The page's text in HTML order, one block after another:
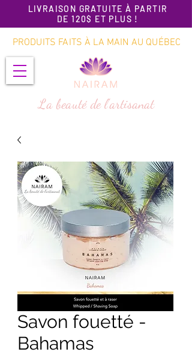
LIVRAISON GRATUITE À PARTIR
DE 120$ ET PLUS !
La beauté de l'artisanat
PRODUITS FAITS À LA MAIN AU QUÉBEC
Savon fouetté -
Bahamas